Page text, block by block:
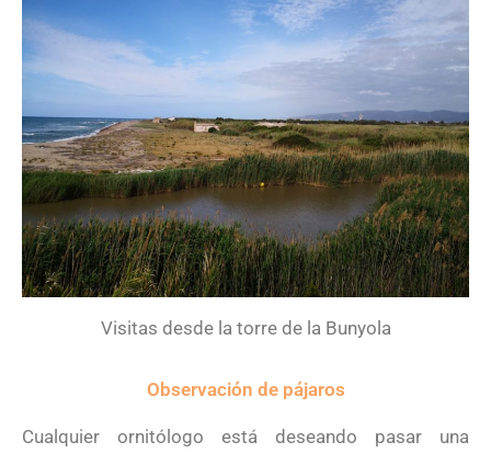
Visitas desde la torre de la Bunyola
Observación de pájaros
Cualquier ornitólogo está deseando pasar una